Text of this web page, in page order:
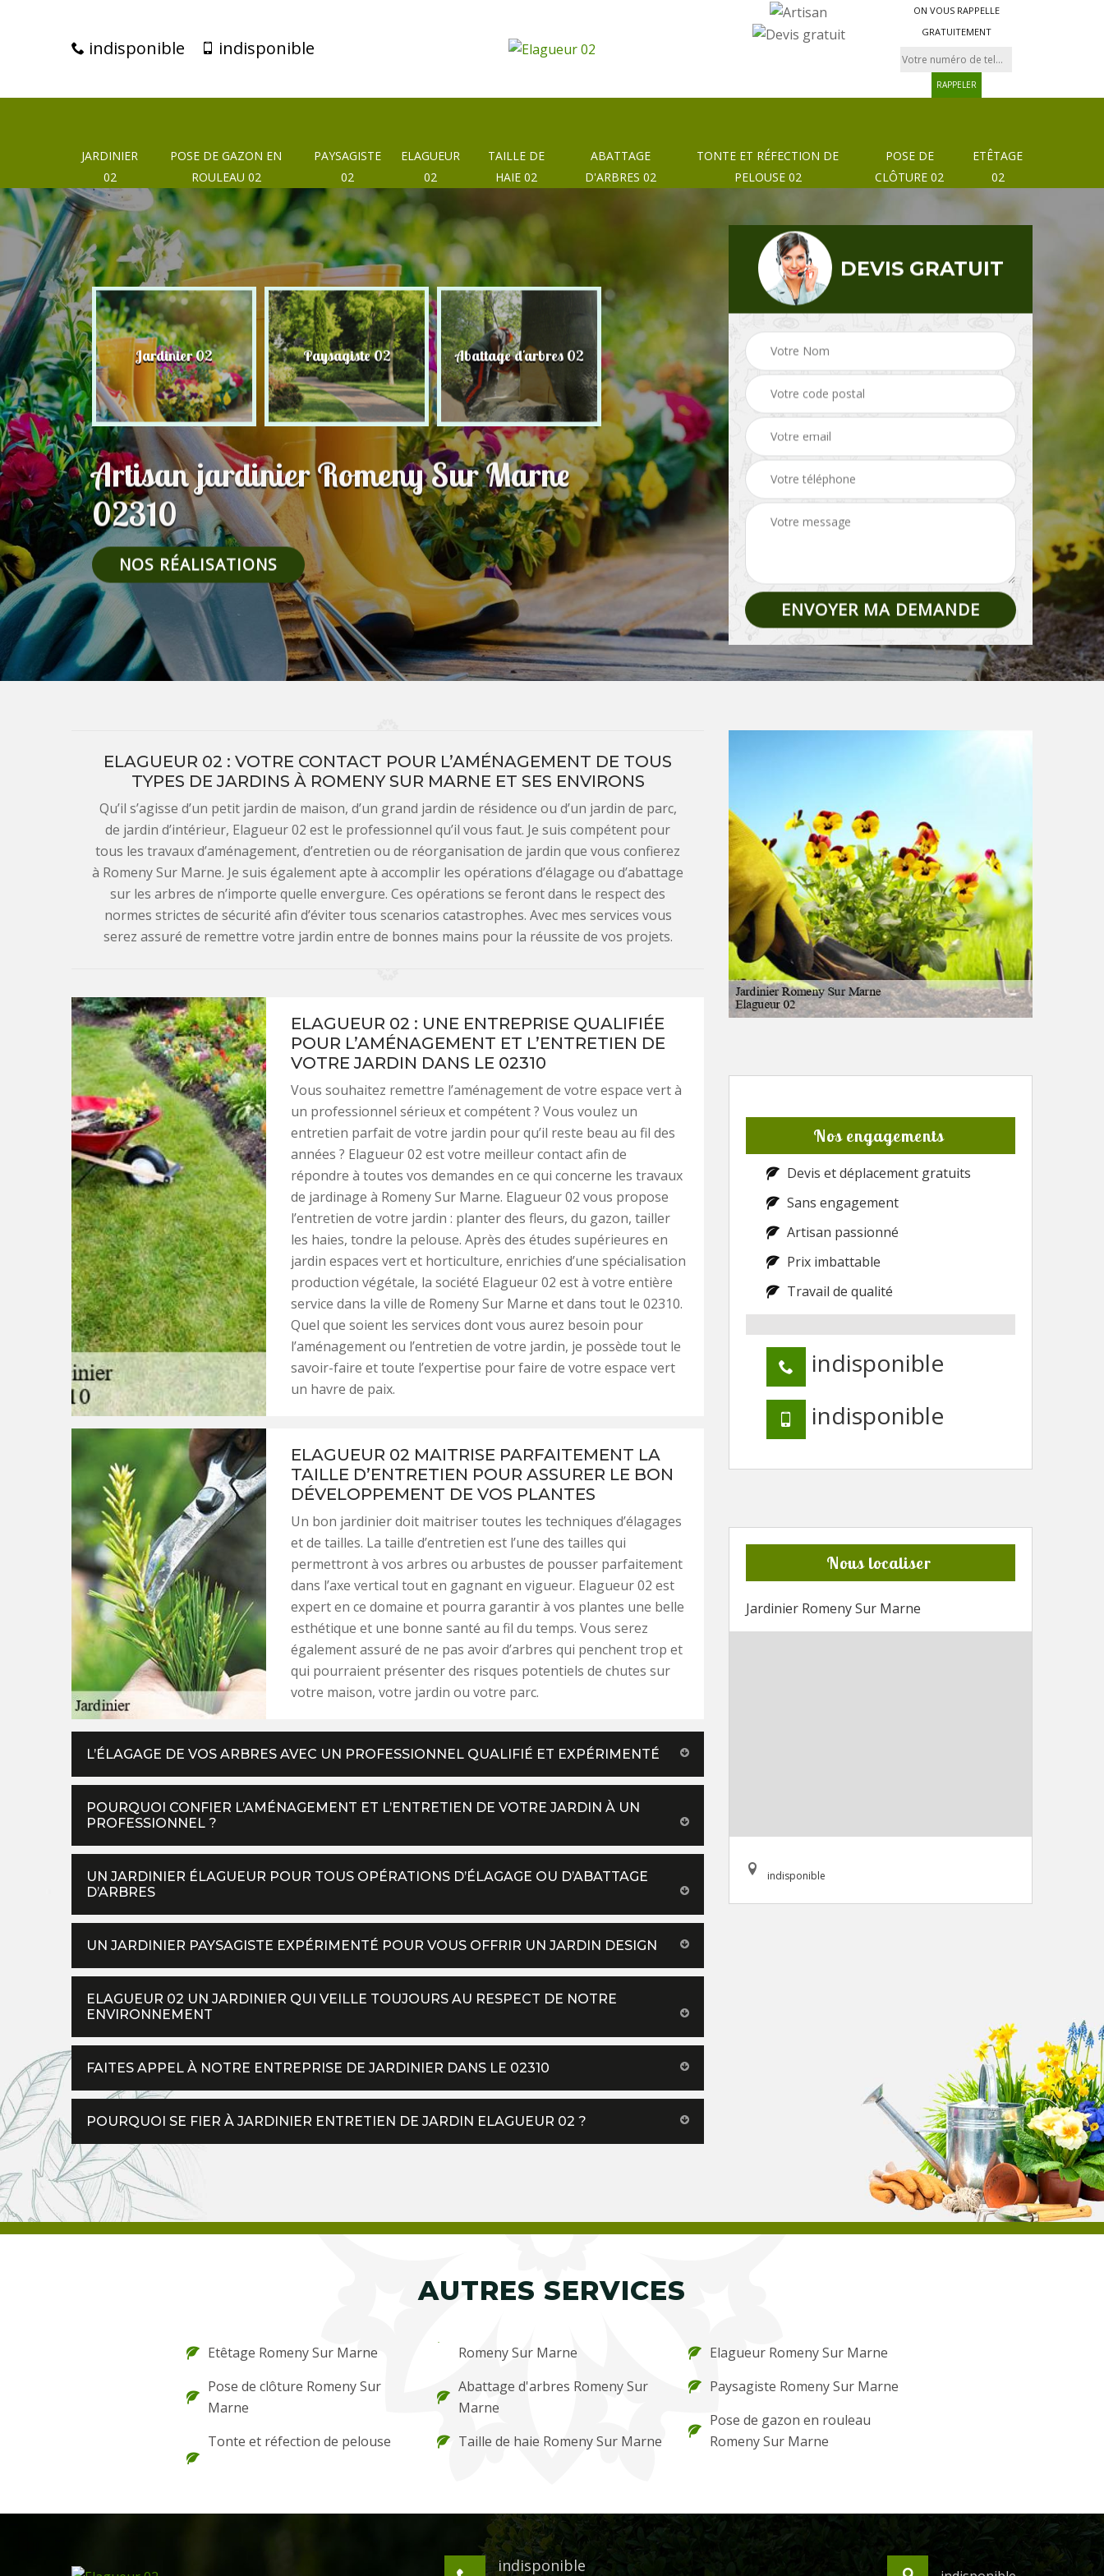
indisponible indisponible
ON VOUS RAPPELLE
GRATUITEMENT
JARDINIER
02
POSE DE GAZON EN
ROULEAU 02
PAYSAGISTE
02
ELAGUEUR
02
TAILLE DE
HAIE 02
ABATTAGE
D'ARBRES 02
TONTE ET RÉFECTION DE
PELOUSE 02
POSE DE
CLÔTURE 02
ETÊTAGE
02
02 Jardinier 02 Paysagiste 02 Abattage d'arbres 02 Taille de haie 02 Pose de clôture et Etêtage 02
Artisan jardinier Romeny Sur Marne
02310
NOS RÉALISATIONS
DEVIS GRATUIT
ELAGUEUR 02 : VOTRE CONTACT POUR L’AMÉNAGEMENT DE TOUS
TYPES DE JARDINS À ROMENY SUR MARNE ET SES ENVIRONS
Qu’il s’agisse d’un petit jardin de maison, d’un grand jardin de résidence ou d’un jardin de parc,
de jardin d’intérieur, Elagueur 02 est le professionnel qu’il vous faut. Je suis compétent pour
tous les travaux d’aménagement, d’entretien ou de réorganisation de jardin que vous confierez
à Romeny Sur Marne. Je suis également apte à accomplir les opérations d’élagage ou d’abattage
sur les arbres de n’importe quelle envergure. Ces opérations se feront dans le respect des
normes strictes de sécurité afin d’éviter tous scenarios catastrophes. Avec mes services vous
serez assuré de remettre votre jardin entre de bonnes mains pour la réussite de vos projets.
ELAGUEUR 02 : UNE ENTREPRISE QUALIFIÉE
POUR L’AMÉNAGEMENT ET L’ENTRETIEN DE
VOTRE JARDIN DANS LE 02310
Vous souhaitez remettre l’aménagement de votre espace vert à
un professionnel sérieux et compétent ? Vous voulez un
entretien parfait de votre jardin pour qu’il reste beau au fil des
années ? Elagueur 02 est votre meilleur contact afin de
répondre à toutes vos demandes en ce qui concerne les travaux
de jardinage à Romeny Sur Marne. Elagueur 02 vous propose
l’entretien de votre jardin : planter des fleurs, du gazon, tailler
les haies, tondre la pelouse. Après des études supérieures en
jardin espaces vert et horticulture, enrichies d’une spécialisation
production végétale, la société Elagueur 02 est à votre entière
service dans la ville de Romeny Sur Marne et dans tout le 02310.
Quel que soient les services dont vous aurez besoin pour
l’aménagement ou l’entretien de votre jardin, je possède tout le
savoir-faire et toute l’expertise pour faire de votre espace vert
un havre de paix.
ELAGUEUR 02 MAITRISE PARFAITEMENT LA
TAILLE D’ENTRETIEN POUR ASSURER LE BON
DÉVELOPPEMENT DE VOS PLANTES
Un bon jardinier doit maitriser toutes les techniques d’élagages
et de tailles. La taille d’entretien est l’une des tailles qui
permettront à vos arbres ou arbustes de pousser parfaitement
dans l’axe vertical tout en gagnant en vigueur. Elagueur 02 est
expert en ce domaine et pourra garantir à vos plantes une belle
esthétique et une bonne santé au fil du temps. Vous serez
également assuré de ne pas avoir d’arbres qui penchent trop et
qui pourraient présenter des risques potentiels de chutes sur
votre maison, votre jardin ou votre parc.
L’ÉLAGAGE DE VOS ARBRES AVEC UN PROFESSIONNEL QUALIFIÉ ET EXPÉRIMENTÉ
POURQUOI CONFIER L’AMÉNAGEMENT ET L’ENTRETIEN DE VOTRE JARDIN À UN
PROFESSIONNEL ?
UN JARDINIER ÉLAGUEUR POUR TOUS OPÉRATIONS D’ÉLAGAGE OU D’ABATTAGE
D’ARBRES
UN JARDINIER PAYSAGISTE EXPÉRIMENTÉ POUR VOUS OFFRIR UN JARDIN DESIGN
ELAGUEUR 02 UN JARDINIER QUI VEILLE TOUJOURS AU RESPECT DE NOTRE
ENVIRONNEMENT
FAITES APPEL À NOTRE ENTREPRISE DE JARDINIER DANS LE 02310
POURQUOI SE FIER À JARDINIER ENTRETIEN DE JARDIN ELAGUEUR 02 ?
Nos engagements
Devis et déplacement gratuits
Sans engagement
Artisan passionné
Prix imbattable
Travail de qualité
indisponible
indisponible
Nous localiser
Jardinier Romeny Sur Marne
indisponible
AUTRES SERVICES
Etêtage Romeny Sur Marne
Pose de clôture Romeny Sur
Marne
Tonte et réfection de pelouse
Romeny Sur Marne
Abattage d'arbres Romeny Sur
Marne
Taille de haie Romeny Sur Marne
Elagueur Romeny Sur Marne
Paysagiste Romeny Sur Marne
Pose de gazon en rouleau
Romeny Sur Marne
indisponible